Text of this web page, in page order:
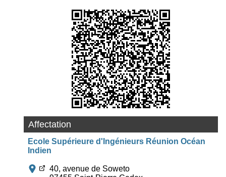
Affectation
Ecole Supérieure d'Ingénieurs Réunion Océan
Indien
40, avenue de Soweto